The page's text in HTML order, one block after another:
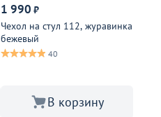
1 990 ₽
Чехол на стул 112, журавинка
бежевый
40
В корзину